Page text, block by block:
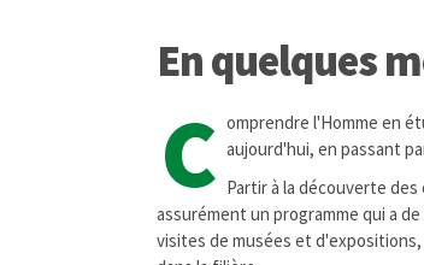
En quelques
C omprendre l'Homme en
aujourd'hui, en passant
Partir à la découverte
assurément un programme qui a
visites de musées et